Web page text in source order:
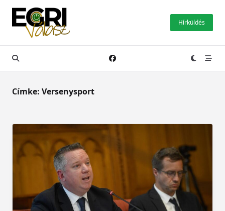
Skip
content
Hírküldés
Címke: Versenysport